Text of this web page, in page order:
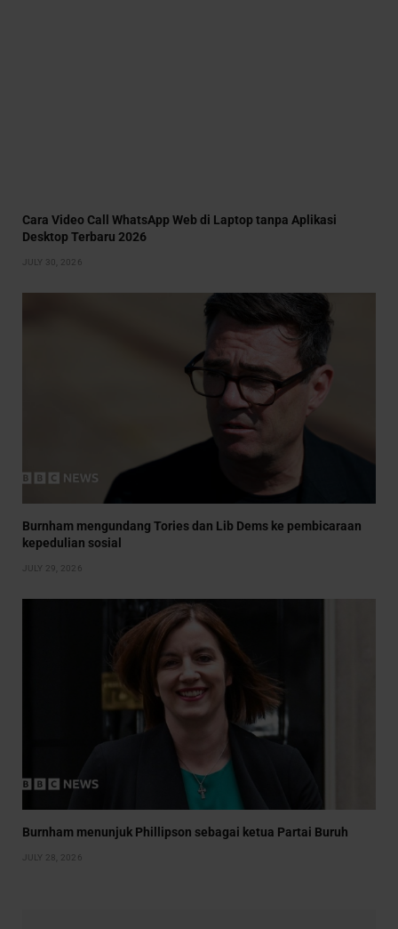
Cara Video Call WhatsApp Web di Laptop tanpa Aplikasi
Desktop Terbaru 2026
JULY 30, 2026
Burnham mengundang Tories dan Lib Dems ke pembicaraan
kepedulian sosial
JULY 29, 2026
Burnham menunjuk Phillipson sebagai ketua Partai Buruh
JULY 28, 2026